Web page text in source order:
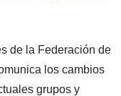
de la Federación de
los cambios
grupos y